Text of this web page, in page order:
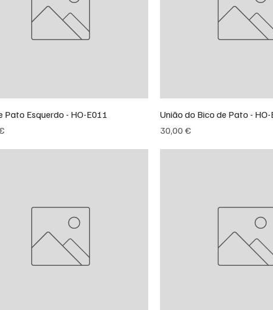
Pato Esquerdo - HO-E011
União do Bico de Pato -
Preço
30,00 €